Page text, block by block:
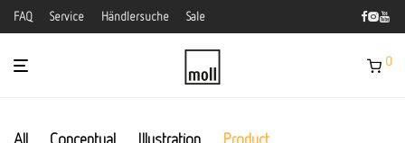
FAQ Service Händlersuche Sale
0
All Conceptual Illustration Product